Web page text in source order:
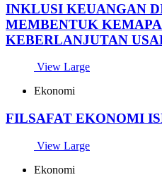
INKLUSI KEUANGAN
MEMBENTUK
KEBERLANJUTAN
View Large
Ekonomi
FILSAFAT EKONOMI
View Large
Ekonomi